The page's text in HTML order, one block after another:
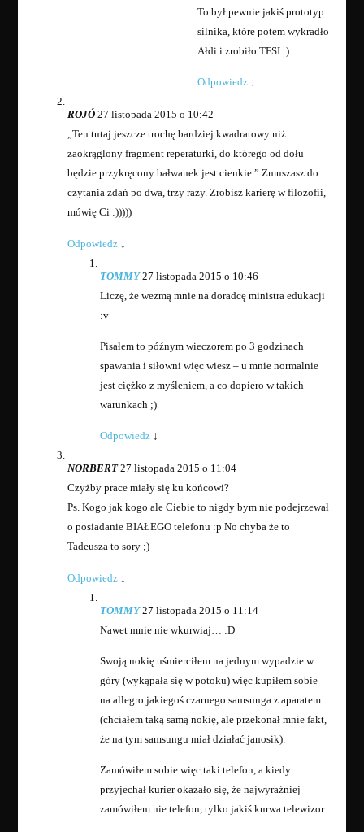
To był pewnie jakiś prototyp
silnika, które potem wykradło
Ałdi i zrobiło TFSI :).
Odpowiedz ↓
ROJÓ 27 listopada 2015 o 10:42
„Ten tutaj jeszcze trochę bardziej kwadratowy niż
zaokrąglony fragment reperaturki, do którego od dołu
będzie przykręcony bałwanek jest cienkie.” Zmuszasz do
czytania zdań po dwa, trzy razy. Zrobisz karierę w filozofii,
mówię Ci :)))))
Odpowiedz ↓
TOMMY 27 listopada 2015 o 10:46
Liczę, że wezmą mnie na doradcę ministra edukacji
:v
Pisałem to późnym wieczorem po 3 godzinach
spawania i siłowni więc wiesz – u mnie normalnie
jest ciężko z myśleniem, a co dopiero w takich
warunkach ;)
Odpowiedz ↓
NORBERT27 listopada 2015 o 11:04
Czyżby prace miały się ku końcowi?
Ps. Kogo jak kogo ale Ciebie to nigdy bym nie podejrzewał
o posiadanie BIAŁEGO telefonu :p No chyba że to
Tadeusza to sory ;)
Odpowiedz ↓
TOMMY 27 listopada 2015 o 11:14
Nawet mnie nie wkurwiaj… :D
Swoją nokię uśmierciłem na jednym wypadzie w
góry (wykąpała się w potoku) więc kupiłem sobie
na allegro jakiegoś czarnego samsunga z aparatem
(chciałem taką samą nokię, ale przekonał mnie fakt,
że na tym samsungu miał działać janosik).
Zamówiłem sobie więc taki telefon, a kiedy
przyjechał kurier okazało się, że najwyraźniej
zamówiłem nie telefon, tylko jakiś kurwa telewizor.